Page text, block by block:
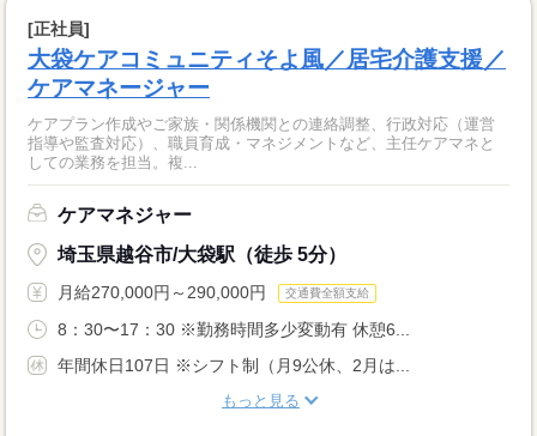
[正社員]
大袋ケアコミュニティそよ風／居宅介護支援／
ケアマネージャー
ケアプラン作成やご家族・関係機関との連絡調整、行政対応（運営
指導や監査対応）、職員育成・マネジメントなど、主任ケアマネと
しての業務を担当。複...
ケアマネジャー
埼玉県越谷市/大袋駅（徒歩 5分）
月給270,000円～290,000円 交通費全額支給
8：30〜17：30 ※勤務時間多少変動有 休憩6...
年間休日107日 ※シフト制（月9公休、2月は...
もっと見る